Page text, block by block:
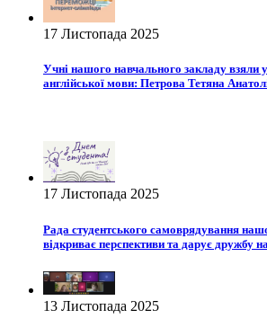
17 Листопада 2025
Учні нашого навчального закладу взяли
англійської мови: Петрова Тетяна
17 Листопада 2025
Рада студентського самоврядування
відкриває перспективи та дарує дружбу
13 Листопада 2025